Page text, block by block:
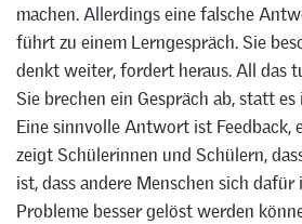
machen. Allerdings eine falsche
führt zu einem Lerngespräch. Sie
denkt weiter, fordert heraus. All das
Sie brechen ein Gespräch ab, statt
Eine sinnvolle Antwort ist Feedback,
zeigt Schülerinnen und Schülern,
ist, dass andere Menschen sich dafür
Probleme besser gelöst werden